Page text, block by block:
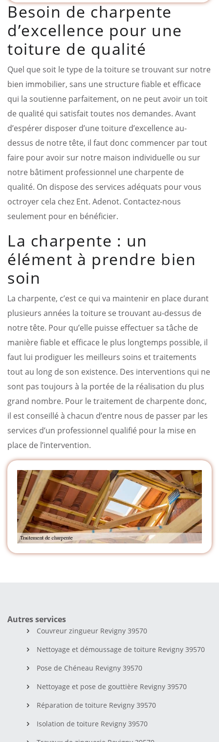
Besoin de charpente
d’excellence pour une
toiture de qualité
Quel que soit le type de la toiture se trouvant sur notre
bien immobilier, sans une structure fiable et efficace
qui la soutienne parfaitement, on ne peut avoir un toit
de qualité qui satisfait toutes nos demandes. Avant
d’espérer disposer d’une toiture d’excellence au-
dessus de notre tête, il faut donc commencer par tout
faire pour avoir sur notre maison individuelle ou sur
notre bâtiment professionnel une charpente de
qualité. On dispose des services adéquats pour vous
octroyer cela chez Ent. Adenot. Contactez-nous
seulement pour en bénéficier.
La charpente : un
élément à prendre bien
soin
La charpente, c’est ce qui va maintenir en place durant
plusieurs années la toiture se trouvant au-dessus de
notre tête. Pour qu’elle puisse effectuer sa tâche de
manière fiable et efficace le plus longtemps possible, il
faut lui prodiguer les meilleurs soins et traitements
tout au long de son existence. Des interventions qui ne
sont pas toujours à la portée de la réalisation du plus
grand nombre. Pour le traitement de charpente donc,
il est conseillé à chacun d’entre nous de passer par les
services d’un professionnel qualifié pour la mise en
place de l’intervention.
Autres services
Couvreur zingueur Revigny 39570
Nettoyage et démoussage de toiture Revigny 39570
Pose de Chéneau Revigny 39570
Nettoyage et pose de gouttière Revigny 39570
Réparation de toiture Revigny 39570
Isolation de toiture Revigny 39570